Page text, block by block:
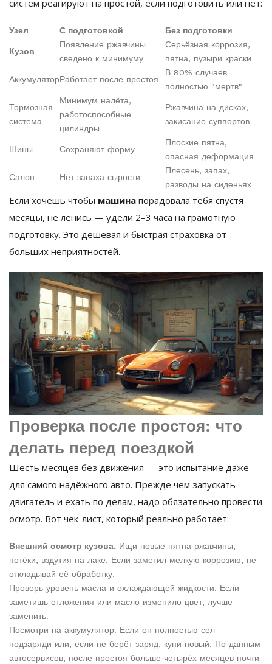
систем реагируют на простой, если подготовить или нет:
Узел С подготовкой Без подготовки
Кузов
Появление ржавчины
сведено к минимуму
Серьёзная коррозия,
пятна, пузыри краски
АккумуляторРаботает после простоя
В 80% случаев
полностью "мертв"
Тормозная
система
Минимум налёта,
работоспособные
цилиндры
Ржавчина на дисках,
закисание суппортов
Шины Сохраняют форму
Плоские пятна,
опасная деформация
Салон Нет запаха сырости
Плесень, запах,
разводы на сиденьях
Если хочешь чтобы машина порадовала тебя спустя
месяцы, не ленись — удели 2–3 часа на грамотную
подготовку. Это дешёвая и быстрая страховка от
больших неприятностей.
Проверка после простоя: что
делать перед поездкой
Шесть месяцев без движения — это испытание даже
для самого надёжного авто. Прежде чем запускать
двигатель и ехать по делам, надо обязательно провести
осмотр. Вот чек-лист, который реально работает:
Внешний осмотр кузова. Ищи новые пятна ржавчины,
потёки, вздутия на лаке. Если заметил мелкую коррозию, не
откладывай её обработку.
Проверь уровень масла и охлаждающей жидкости. Если
заметишь отложения или масло изменило цвет, лучше
заменить.
Посмотри на аккумулятор. Если он полностью сел —
подзаряди или, если не берёт заряд, купи новый. По данным
автосервисов, после простоя больше четырёх месяцев почти